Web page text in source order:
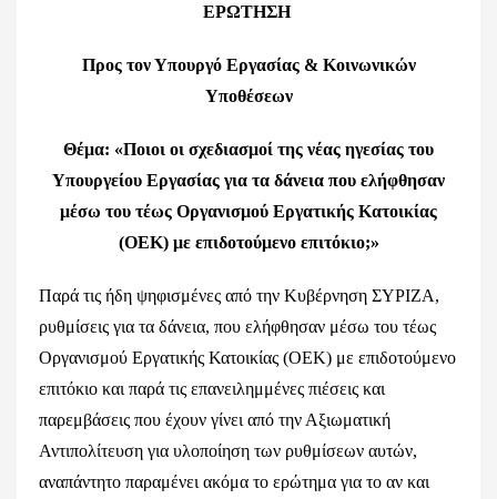
ΕΡΩΤΗΣΗ
Προς τον Υπουργό Εργασίας & Κοινωνικών
Υποθέσεων
Θέμα: «Ποιοι οι σχεδιασμοί της νέας ηγεσίας του
Υπουργείου Εργασίας για τα δάνεια που ελήφθησαν
μέσω του τέως Οργανισμού Εργατικής Κατοικίας
(ΟΕΚ) με επιδοτούμενο επιτόκιο;»
Παρά τις ήδη ψηφισμένες από την Κυβέρνηση ΣΥΡΙΖΑ,
ρυθμίσεις για τα δάνεια, που ελήφθησαν μέσω του τέως
Οργανισμού Εργατικής Κατοικίας (ΟΕΚ) με επιδοτούμενο
επιτόκιο και παρά τις επανειλημμένες πιέσεις και
παρεμβάσεις που έχουν γίνει από την Αξιωματική
Αντιπολίτευση για υλοποίηση των ρυθμίσεων αυτών,
αναπάντητο παραμένει ακόμα το ερώτημα για το αν και